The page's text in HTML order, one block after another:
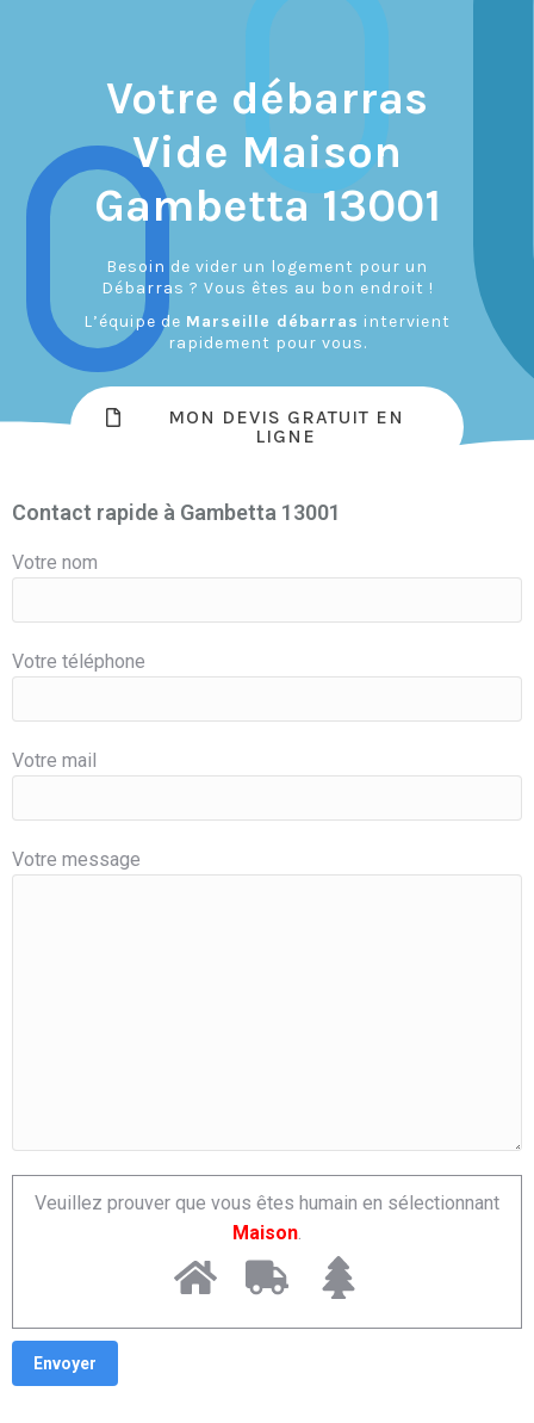
Votre débarras
Vide Maison
Gambetta 13001
Besoin de vider un logement pour un
Débarras ? Vous êtes au bon endroit !
L’équipe de Marseille débarras intervient
rapidement pour vous.
MON DEVIS GRATUIT EN
LIGNE
Contact rapide à Gambetta 13001
Votre nom
Votre téléphone
Votre mail
Votre message
Veuillez prouver que vous êtes humain en sélectionnant
Maison.